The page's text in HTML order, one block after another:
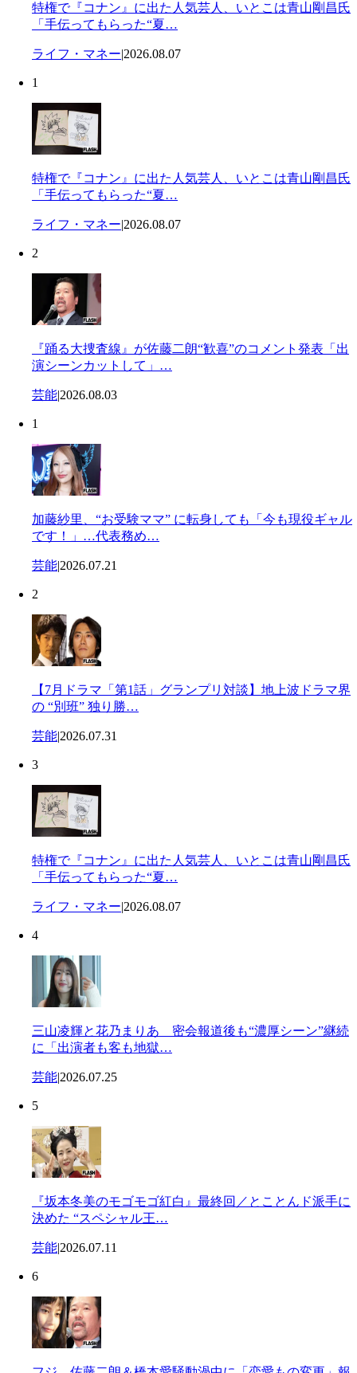
特権で『コナン』に出た人気芸人、いとこは青山剛昌氏
「手伝ってもらった“夏…
ライフ・マネー|2026.08.07
1
特権で『コナン』に出た人気芸人、いとこは青山剛昌氏
「手伝ってもらった“夏…
ライフ・マネー|2026.08.07
2
『踊る大捜査線』が佐藤二朗“歓喜”のコメント発表「出
演シーンカットして」…
芸能|2026.08.03
1
加藤紗里、“お受験ママ” に転身しても「今も現役ギャル
です！」…代表務め…
芸能|2026.07.21
2
【7月ドラマ「第1話」グランプリ対談】地上波ドラマ界
の “別班” 独り勝…
芸能|2026.07.31
3
特権で『コナン』に出た人気芸人、いとこは青山剛昌氏
「手伝ってもらった“夏…
ライフ・マネー|2026.08.07
4
三山凌輝と花乃まりあ 密会報道後も“濃厚シーン”継続
に「出演者も客も地獄…
芸能|2026.07.25
5
『坂本冬美のモゴモゴ紅白』最終回／とことんド派手に
決めた “スペシャル王…
芸能|2026.07.11
6